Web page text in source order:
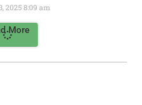
20258:09 am
More